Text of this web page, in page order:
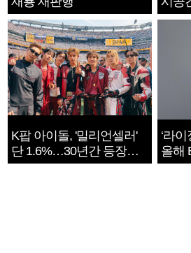
지는
K팝 아이돌, '밀리언셀러'
단 1.6%…30년간 등장
1182개팀 전수조사
‘라
올해
확정